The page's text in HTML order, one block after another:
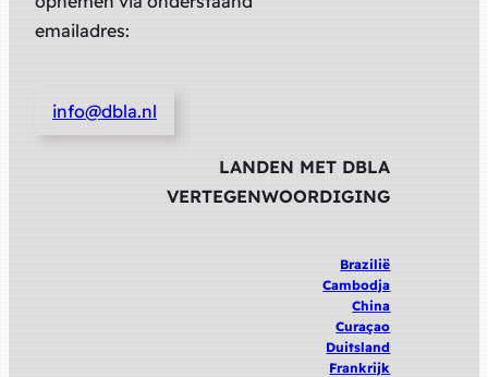
emailadres:
info@dbla.nl
LANDEN MET DBLA
VERTEGENWOORDIGING
Brazilië
Cambodja
China
Curaçao
Duitsland
Frankrijk